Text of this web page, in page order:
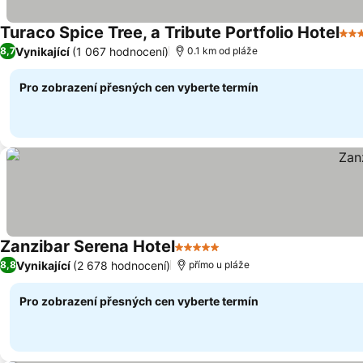
Turaco Spice Tree, a Tribute Portfolio Hotel4
8,7Vynikající (1 067 hodnocení) 0.1 km od pláže
Pro zobrazení přesných cen vyberte termín
Zanzibar Serena Hotel5 Počet hvězdiček
8,8Vynikající (2 678 hodnocení) přímo u pláže
Pro zobrazení přesných cen vyberte termín